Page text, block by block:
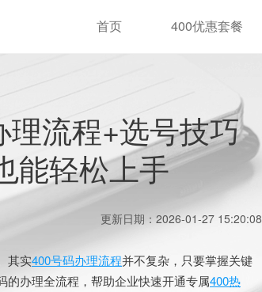
首页 400优惠套餐
流程+选号技巧
能轻松上手
更新日期：2026-01-27 15:20:08
其实400号码办理流程并不复杂，只要掌握关键
的办理全流程，帮助企业快速开通专属400热